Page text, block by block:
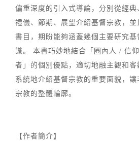
偏重深度的引入式導論，分別從經典
禮儀、節期、展望介紹基督宗教，
書目，期盼能夠涵蓋幾個主要研究
識。 本書巧妙地結合「圈內人 / 信
者」的個別優點，適切地融主觀和
系統地介紹基督宗教的重要面貌，
宗教的整體輪廓。
【作者簡介】